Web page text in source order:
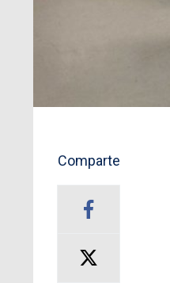
Comparte